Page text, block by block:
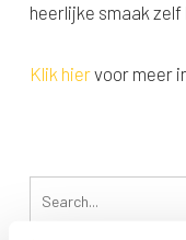
heerlijke smaak
Klik hiervoor meer